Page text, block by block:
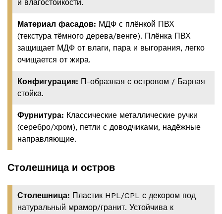
и влагостойкости.
Материал фасадов: МДФ с плёнкой ПВХ
(текстура тёмного дерева/венге). Плёнка ПВХ
защищает МДФ от влаги, пара и выгорания, легко
очищается от жира.
Конфигурация: П-образная с островом / Барная
стойка.
Фурнитура: Классические металлические ручки
(серебро/хром), петли с доводчиками, надёжные
направляющие.
Столешница и остров
Столешница: Пластик HPL/CPL с декором под
натуральный мрамор/гранит. Устойчива к